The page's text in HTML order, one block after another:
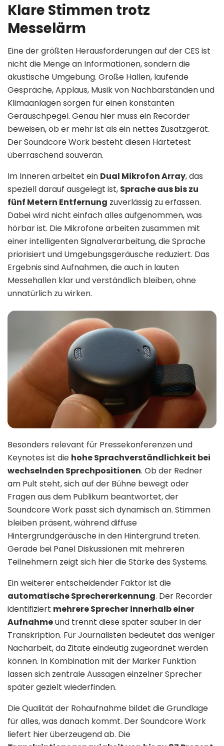
Klare Stimmen trotz
Messelärm
Eine der größten Herausforderungen auf der CES ist
nicht die Menge an Informationen, sondern die
akustische Umgebung. Große Hallen, laufende
Gespräche, Applaus, Musik von Nachbarständen und
Klimaanlagen sorgen für einen konstanten
Geräuschpegel. Genau hier muss ein Recorder
beweisen, ob er mehr ist als ein nettes Zusatzgerät.
Der Soundcore Work besteht diesen Härtetest
überraschend souverän.
Im Inneren arbeitet ein Dual Mikrofon Array, das
speziell darauf ausgelegt ist, Sprache aus bis zu
fünf Metern Entfernung zuverlässig zu erfassen.
Dabei wird nicht einfach alles aufgenommen, was
hörbar ist. Die Mikrofone arbeiten zusammen mit
einer intelligenten Signalverarbeitung, die Sprache
priorisiert und Umgebungsgeräusche reduziert. Das
Ergebnis sind Aufnahmen, die auch in lauten
Messehallen klar und verständlich bleiben, ohne
unnatürlich zu wirken.
Besonders relevant für Pressekonferenzen und
Keynotes ist die hohe Sprachverständlichkeit bei
wechselnden Sprechpositionen. Ob der Redner
am Pult steht, sich auf der Bühne bewegt oder
Fragen aus dem Publikum beantwortet, der
Soundcore Work passt sich dynamisch an. Stimmen
bleiben präsent, während diffuse
Hintergrundgeräusche in den Hintergrund treten.
Gerade bei Panel Diskussionen mit mehreren
Teilnehmern zeigt sich hier die Stärke des Systems.
Ein weiterer entscheidender Faktor ist die
automatische Sprechererkennung. Der Recorder
identifiziert mehrere Sprecher innerhalb einer
Aufnahmeund trennt diese später sauber in der
Transkription. Für Journalisten bedeutet das weniger
Nacharbeit, da Zitate eindeutig zugeordnet werden
können. In Kombination mit der Marker Funktion
lassen sich zentrale Aussagen einzelner Sprecher
später gezielt wiederfinden.
Die Qualität der Rohaufnahme bildet die Grundlage
für alles, was danach kommt. Der Soundcore Work
liefert hier überzeugend ab. Die